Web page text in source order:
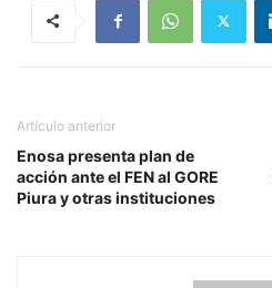
Artículo anterior
Enosa presenta plan de
acción ante el FEN al GORE
Piura y otras instituciones